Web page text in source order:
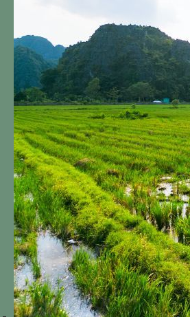
et la menuiserie domestique. En
de sculpture et d’ornementation,
mythiques, ont contribué à la
travers tout le pays.
artisans du village de Kim Bong
par leur métier, continuent de
Ils participent activement à la
des monuments de la
voyagent à travers le pays pour
traditionnelles, notamment des
Parallèlement, l’artisanat du bois
grâce à l’ouverture du village
les visiteurs peuvent louer un vélo